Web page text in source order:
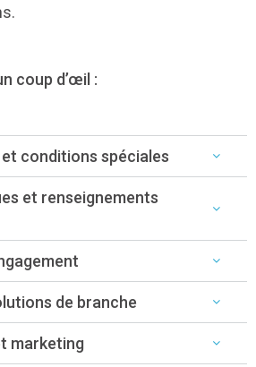
coup d’œil :
conditions spéciales
et renseignements
de branche
marketing